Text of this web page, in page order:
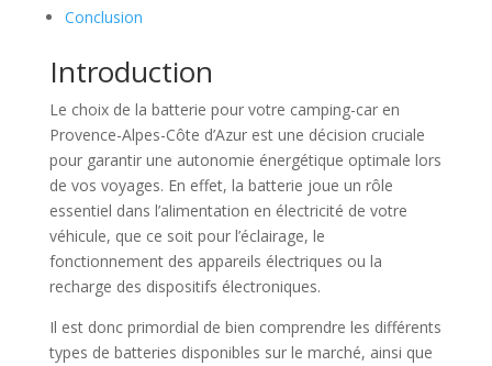
Conclusion
Introduction
Le choix de la batterie pour votre camping-car en
Provence-Alpes-Côte d’Azur est une décision cruciale
pour garantir une autonomie énergétique optimale lors
de vos voyages. En effet, la batterie joue un rôle
essentiel dans l’alimentation en électricité de votre
véhicule, que ce soit pour l’éclairage, le
fonctionnement des appareils électriques ou la
recharge des dispositifs électroniques.
Il est donc primordial de bien comprendre les différents
types de batteries disponibles sur le marché, ainsi que